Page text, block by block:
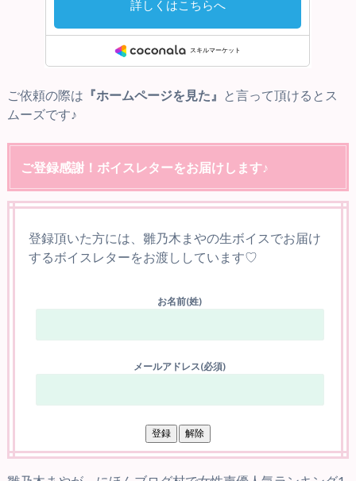
ご依頼の際は 『ホームページを見た』
と言って頂けるとス
ムーズです♪
ご登録感謝！ボイスレターをお届けします♪
登録頂いた方には、雛乃木まやの生ボイスでお届け
するボイスレターをお渡ししています♡
お名前(姓)
メールアドレス(必須)